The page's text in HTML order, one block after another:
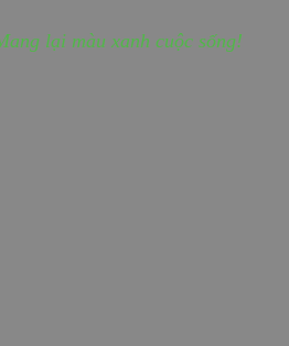
lại màu xanh cuộc sống!